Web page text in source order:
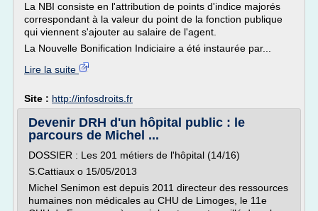
La NBI consiste en l'attribution de points d'indice majorés
correspondant à la valeur du point de la fonction publique
qui viennent s'ajouter au salaire de l'agent.
La Nouvelle Bonification Indiciaire a été instaurée par...
Lire la suite
Site : http://infosdroits.fr
Devenir DRH d'un hôpital public : le
parcours de Michel ...
DOSSIER : Les 201 métiers de l'hôpital (14/16)
S.Cattiaux o 15/05/2013
Michel Senimon est depuis 2011 directeur des ressources
humaines non médicales au CHU de Limoges, le 11e